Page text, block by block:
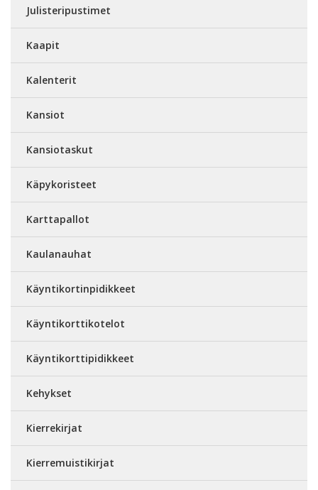
Julisteripustimet
Kaapit
Kalenterit
Kansiot
Kansiotaskut
Käpykoristeet
Karttapallot
Kaulanauhat
Käyntikortinpidikkeet
Käyntikorttikotelot
Käyntikorttipidikkeet
Kehykset
Kierrekirjat
Kierremuistikirjat